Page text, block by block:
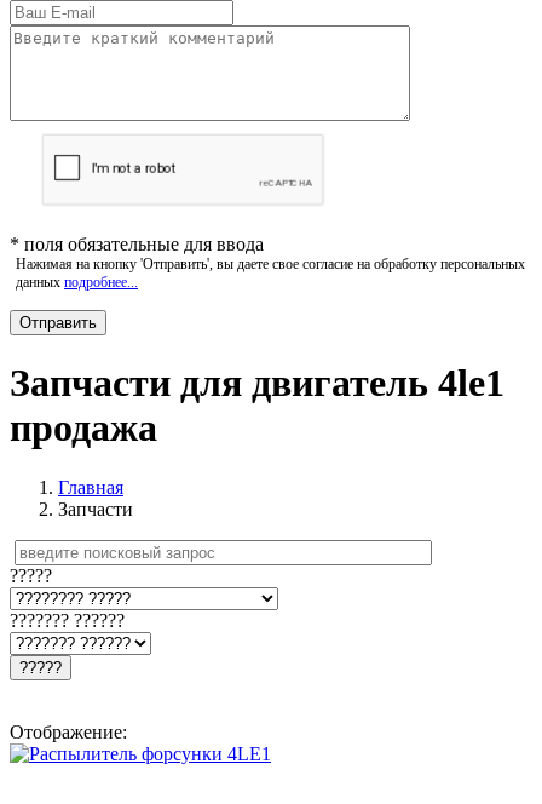
* поля обязательные для ввода
Нажимая на кнопку 'Отправить', вы даете свое согласие на обработку персональных
данных подробнее...
Запчасти для двигатель 4le1
продажа
Главная
Запчасти
?????
??????? ??????
?????
Отображение: